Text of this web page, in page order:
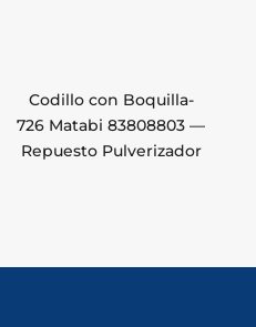
Codillo con Boquilla-
726 Matabi 83808803 —
Repuesto Pulverizador